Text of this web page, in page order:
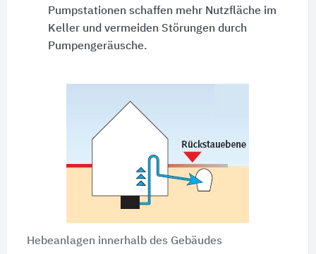
Pumpstationen schaffen mehr Nutzfläche im
Keller und vermeiden Störungen durch
Pumpengeräusche.
Hebeanlagen innerhalb des Gebäudes